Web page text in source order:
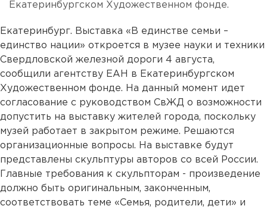
Екатеринбургском Художественном фонде.
Екатеринбург. Выставка «В единстве семьи –
единство нации» откроется в музее науки и техники
Свердловской железной дороги 4 августа,
сообщили агентству ЕАН в Екатеринбургском
Художественном фонде. На данный момент идет
согласование с руководством СвЖД о возможности
допустить на выставку жителей города, поскольку
музей работает в закрытом режиме. Решаются
организационные вопросы. На выставке будут
представлены скульптуры авторов со всей России.
Главные требования к скульпторам - произведение
должно быть оригинальным, законченным,
соответствовать теме «Семья, родители, дети» и